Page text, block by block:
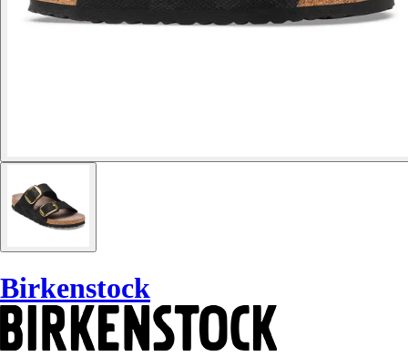
Birkenstock